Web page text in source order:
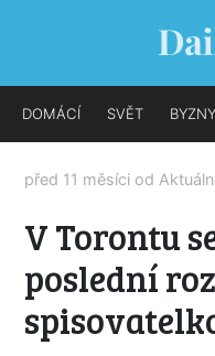
DOMÁCÍ SVĚT
před 11 měsíci od
V Torontu
poslední